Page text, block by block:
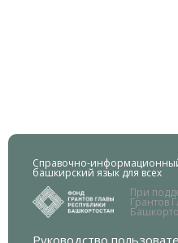
Справочно-
башкирский язык для всех
При
Грантов
Руководство